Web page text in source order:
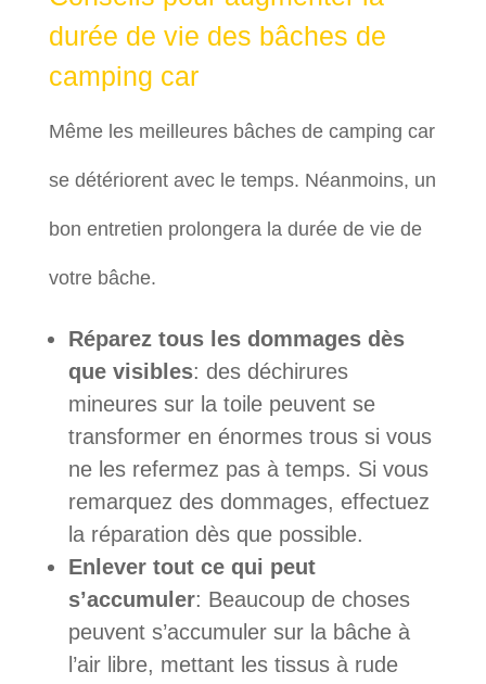
durée de vie des bâches de
camping car
Même les meilleures bâches de camping car
se détériorent avec le temps. Néanmoins, un
bon entretien prolongera la durée de vie de
votre bâche.
Réparez tous les dommages dès
que visibles: des déchirures
mineures sur la toile peuvent se
transformer en énormes trous si vous
ne les refermez pas à temps. Si vous
remarquez des dommages, effectuez
la réparation dès que possible.
Enlever tout ce qui peut
s’accumuler: Beaucoup de choses
peuvent s’accumuler sur la bâche à
l’air libre, mettant les tissus à rude